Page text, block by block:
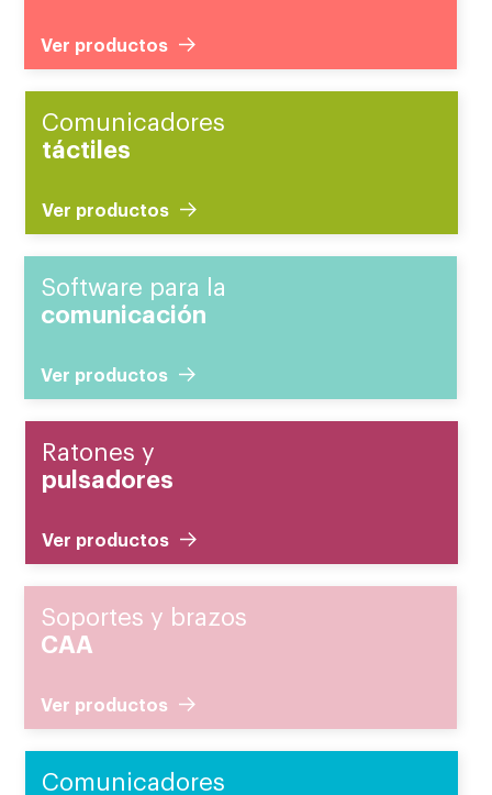
Ver productos
Comunicadores
táctiles
Ver productos
Software para la
comunicación
Ver productos
Ratones y
pulsadores
Ver productos
Soportes y brazos
CAA
Ver productos
Comunicadores